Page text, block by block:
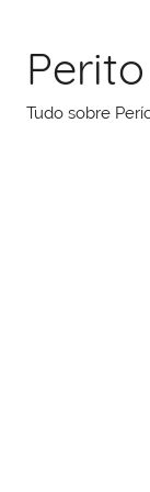
conteúdo
Tudo sobre